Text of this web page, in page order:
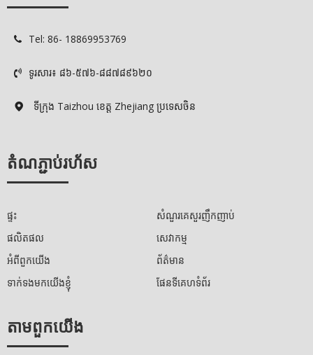
 Tel: 86- 18869953769
 ទូរសារ៖ ៨៦-៥៧៦-៨៨៧៨៩៦២០
 ទីក្រុង Taizhou ខេត្ត Zhejiang ប្រទេសចិន
តំណភ្ជាប់រហ័ស
ផ្ទះ
សំណួរគេសួរញឹកញាប់
ផលិតផល
សេវាកម្ម
អំពីពួកយើង
ព័ត៌មាន
ទាក់ទងមកយើងខ្ញុំ
ផែនទីគេហទំព័រ
តាមពួកយើង